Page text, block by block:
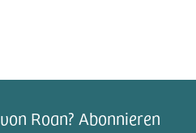
Roan? Abonnieren